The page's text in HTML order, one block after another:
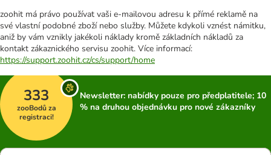
zoohit má právo používat vaši e-mailovou adresu k přímé reklamě na
své vlastní podobné zboží nebo služby. Můžete kdykoli vznést námitku,
aniž by vám vznikly jakékoli náklady kromě základních nákladů za
kontakt zákaznického servisu zoohit. Více informací:
https://support.zoohit.cz/cs/support/home
333
zooBodů za
registraci!
Newsletter: nabídky pouze pro předplatitele; 10
% na druhou objednávku pro nové zákazníky